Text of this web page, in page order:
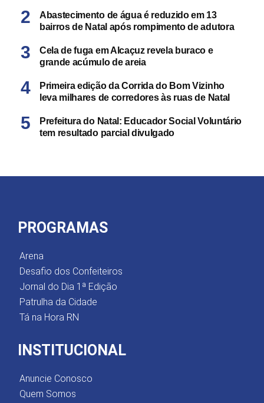
Abastecimento de água é reduzido em 13
bairros de Natal após rompimento de adutora
Cela de fuga em Alcaçuz revela buraco e
grande acúmulo de areia
Primeira edição da Corrida do Bom Vizinho
leva milhares de corredores às ruas de Natal
Prefeitura do Natal: Educador Social Voluntário
tem resultado parcial divulgado
PROGRAMAS
Arena
Desafio dos Confeiteiros
Jornal do Dia 1ª Edição
Patrulha da Cidade
Tá na Hora RN
INSTITUCIONAL
Anuncie Conosco
Quem Somos